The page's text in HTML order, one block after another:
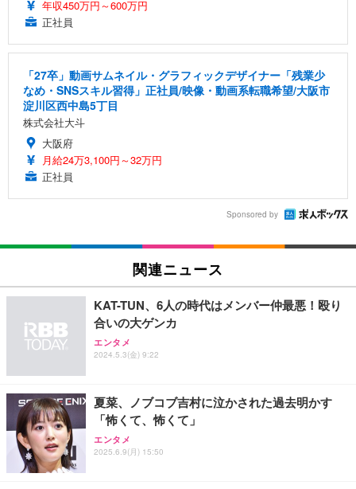
年収450万円～600万円
正社員
「27卒」動画サムネイル・グラフィックデザイナー「残業少
なめ・SNSスキル習得」正社員/映像・動画系転職希望/大阪市
淀川区西中島5丁目
株式会社大斗
大阪府
月給24万3,100円～32万円
正社員
Sponsored by
関連ニュース
KAT-TUN、6人の時代はメンバー仲最悪！殴り
合いの大ゲンカ
エンタメ
2024.5.3(金) 9:22
夏菜、ノブコブ吉村に泣かされた過去明かす
「怖くて、怖くて」
エンタメ
2025.6.9(月) 15:50